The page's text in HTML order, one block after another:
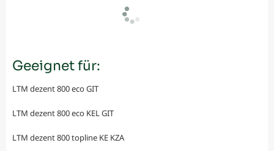
Geeignet für:
LTM dezent 800 eco GIT
LTM dezent 800 eco KEL GIT
LTM dezent 800 topline KE KZA